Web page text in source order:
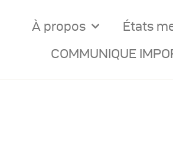
À propos États
COMMUNIQUE